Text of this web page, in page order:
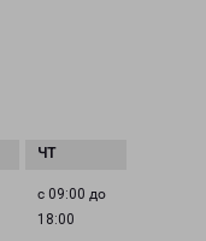
с 09:00 до
18:00